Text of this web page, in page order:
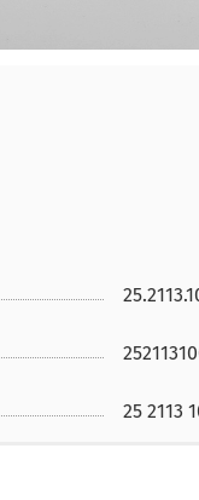
25 2113